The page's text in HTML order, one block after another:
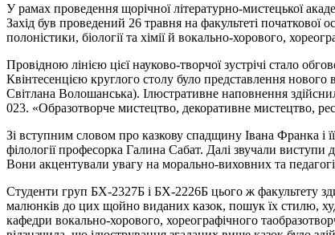
У рамах проведення щорічної літературно-мистецької
Захід був проведений 26 травня на факультеті початкової
полоністики, біології та хімії й вокально-хорового,
Провідною лінією цієї науково-творчої зустрічі стало
Квінтесенцією круглого столу було представлення
Світлана Волошанська). Ілюстративне наповнення
023. «Образотворче мистецтво, декоративне мистецтво,
Зі вступним словом про казкову спадщину Івана Франка і її
філології професорка Галина Сабат. Далі звучали
Вони акцентували увагу на морально-виховних та
Студенти груп БХ-2327Б і БХ-2226Б цього ж факультету
малюнків до цих щойно виданих казок, пошук їх стилю,
кафедри вокально-хорового, хореографічного